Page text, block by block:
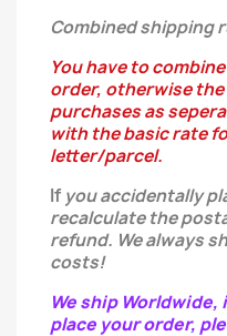
Combined shipping
You have to
order, otherwise
purchases as
with the basic rate
letter/parcel.
If youaccidentally
recalculate the
refund. We always
costs!
We ship
place your order,